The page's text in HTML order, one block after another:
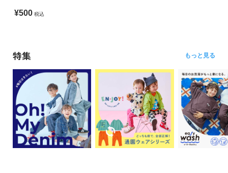
¥500 税込
特集 もっと見る